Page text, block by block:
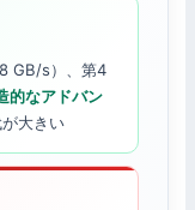
GB/s）、第4
的なアドバン
大きい